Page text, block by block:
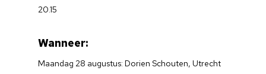
20.15
Wanneer:
Maandag 28 augustus: Dorien Schouten, Utrecht